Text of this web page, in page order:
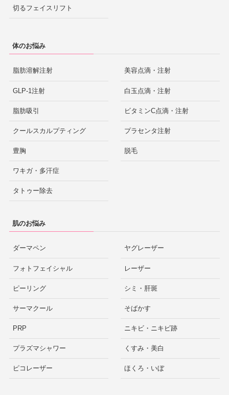
切るフェイスリフト
体のお悩み
脂肪溶解注射
GLP-1注射
脂肪吸引
クールスカルプティング
豊胸
ワキガ・多汗症
タトゥー除去
美容点滴・注射
白玉点滴・注射
ビタミンC点滴・注射
プラセンタ注射
脱毛
肌のお悩み
ダーマペン
フォトフェイシャル
ピーリング
サーマクール
PRP
プラズマシャワー
ピコレーザー
ヤグレーザー
レーザー
シミ・肝斑
そばかす
ニキビ・ニキビ跡
くすみ・美白
ほくろ・いぼ